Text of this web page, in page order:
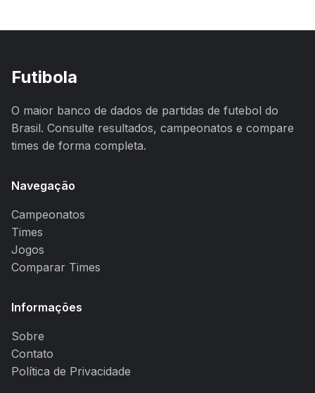
Futibola
O maior banco de dados de partidas de futebol do
Brasil. Consulte resultados, campeonatos e compare
times de forma completa.
Navegação
Campeonatos
Times
Jogos
Comparar Times
Informações
Sobre
Contato
Política de Privacidade